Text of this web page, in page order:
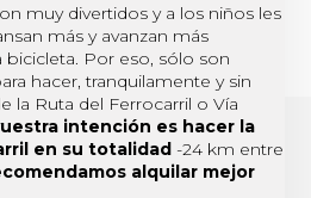
muy divertidos y a los niños les
más y avanzan más
bicicleta. Por eso, sólo son
hacer, tranquilamente y sin
la Ruta del Ferrocarril o Vía
intención es hacer la
en su totalidad -24 km entre
alquilar mejor